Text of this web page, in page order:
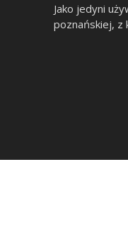
Jako jedyni
poznańskiej, z